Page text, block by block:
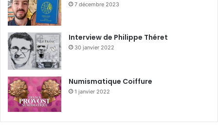
7 décembre 2023
Interview de Philippe Théret
30 janvier 2022
Numismatique Coiffure
1 janvier 2022